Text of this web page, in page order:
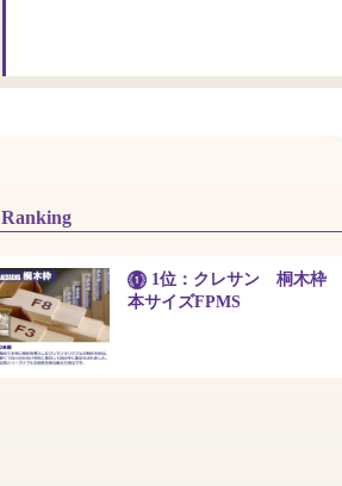
Ranking
1位：クレサン 桐木枠
本サイズFPMS